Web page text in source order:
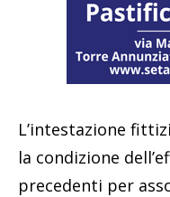
L’intestazione
la condizione
precedenti per